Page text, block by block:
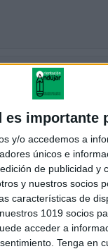
es importante
y/o accedemos a
únicos e
de publicidad y
y nuestros socios
características de
1019 socios
acceder a
Tenga en
amor y la
que aprender debe ser
como el Día del
una actividad que
AMOR Y LA